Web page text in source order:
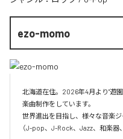
ezo-momo
北海道在住。2026年4月より"遊
楽曲制作をしています。
世界進出を目指し、様々な音楽ジ
（J-pop、J-Rock、Jazz、和楽器